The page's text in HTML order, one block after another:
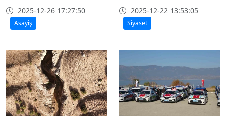
2025-12-26 17:27:50
Asayiş
2025-12-22 13:53:05
Siyaset